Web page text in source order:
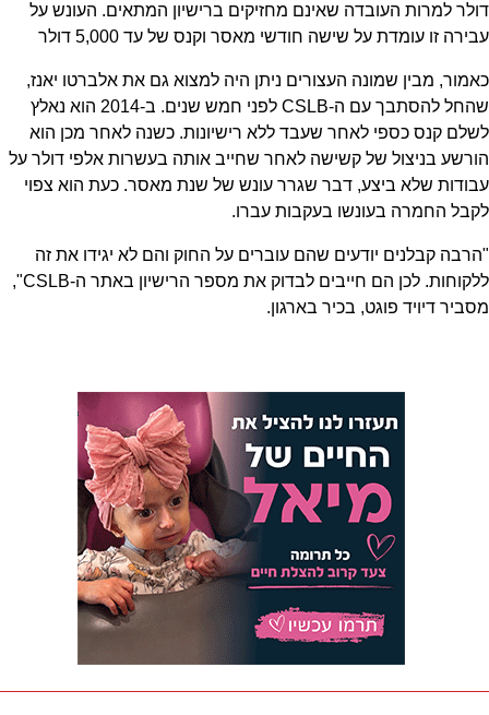
דולר למרות העובדה שאינם מחזיקים ברישיון המתאים. העונש על
עבירה זו עומדת על שישה חודשי מאסר וקנס של עד 5,000 דולר
כאמור, מבין שמונה העצורים ניתן היה למצוא גם את אלברטו יאנז,
שהחל להסתבך עם ה-CSLB לפני חמש שנים. ב-2014 הוא נאלץ
לשלם קנס כספי לאחר שעבד ללא רישיונות. כשנה לאחר מכן הוא
הורשע בניצול של קשישה לאחר שחייב אותה בעשרות אלפי דולר על
עבודות שלא ביצע, דבר שגרר עונש של שנת מאסר. כעת הוא צפוי
לקבל החמרה בעונשו בעקבות עברו.
"הרבה קבלנים יודעים שהם עוברים על החוק והם לא יגידו את זה
ללקוחות. לכן הם חייבים לבדוק את מספר הרישיון באתר ה-CSLB",
מסביר דיויד פוגט, בכיר בארגון.